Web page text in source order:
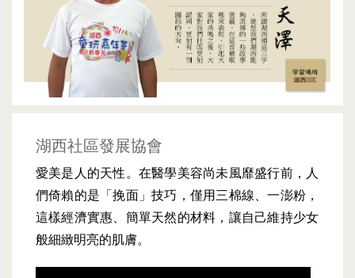
湖西社區發展協會
愛美是人的天性。在醫學美容尚未風靡盛行前，人
們倚賴的是「挽面」技巧，僅用三棉線、一澎粉，
這樣經濟實惠、簡單天然的材料，讓自己維持少女
般細緻明亮的肌膚。